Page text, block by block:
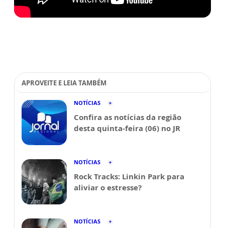
APROVEITE E LEIA TAMBÉM
NOTÍCIAS
Confira as notícias da região
desta quinta-feira (06) no JR
NOTÍCIAS
Rock Tracks: Linkin Park para
aliviar o estresse?
NOTÍCIAS